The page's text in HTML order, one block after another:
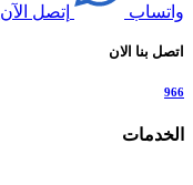
واتساب إتصل الآن
اتصل بنا الان
966
الخدمات